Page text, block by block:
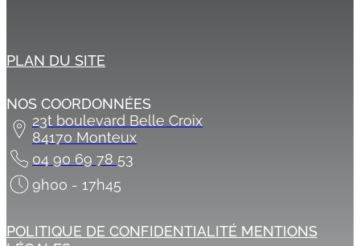
PLAN DU SITE
NOS COORDONNÉES
23t boulevard Belle Croix
84170 Monteux
04 90 69 78 53
9h00 - 17h45
POLITIQUE DE CONFIDENTIALITÉ MENTIONS